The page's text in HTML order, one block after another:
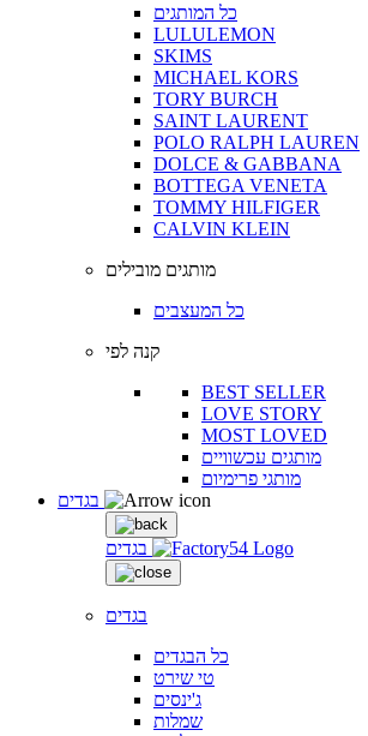
כל המותגים
LULULEMON
SKIMS
MICHAEL KORS
TORY BURCH
SAINT LAURENT
POLO RALPH LAUREN
DOLCE & GABBANA
BOTTEGA VENETA
TOMMY HILFIGER
CALVIN KLEIN
מותגים מובילים
כל המעצבים
קנה לפי
BEST SELLER
LOVE STORY
MOST LOVED
מותגים עכשוויים
מותגי פרימיום
בגדים
בגדים
כל הבגדים
טי שירט
ג'ינסים
שמלות